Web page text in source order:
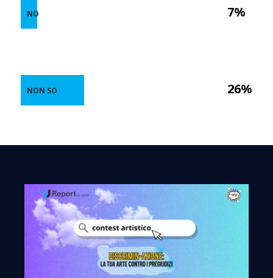
7%
26%
NO
NON SO